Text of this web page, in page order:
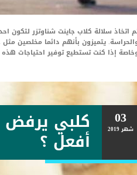
اتخاذ سلالة كلاب جاينت شناوتزر
يتميزون بأنهم دائما مخلصين
إذا كنت تستطيع توفير احتياجات
03
شهر2019 كلبي يرفض
أفعل ؟